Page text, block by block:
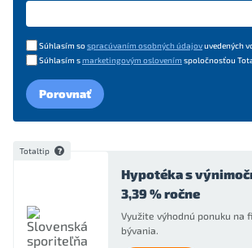
Súhlasím sospracúvaním osobných údajovuvedených
Súhlasím smarketingovým oslovením spoločnosťou
Porovnať
Totaltip
Hypotéka s
3,39 % ročne
Využite výhodnú ponuku na
bývania.